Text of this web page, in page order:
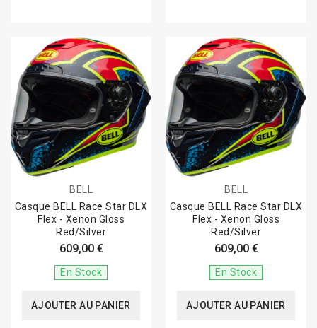
BELL
Casque BELL Race Star DLX
Flex - Xenon Gloss
Red/Silver
609,00 €
En Stock
AJOUTER AU PANIER
BELL
Casque BELL Race Star DLX
Flex - Xenon Gloss
Red/Silver
609,00 €
En Stock
AJOUTER AU PANIER